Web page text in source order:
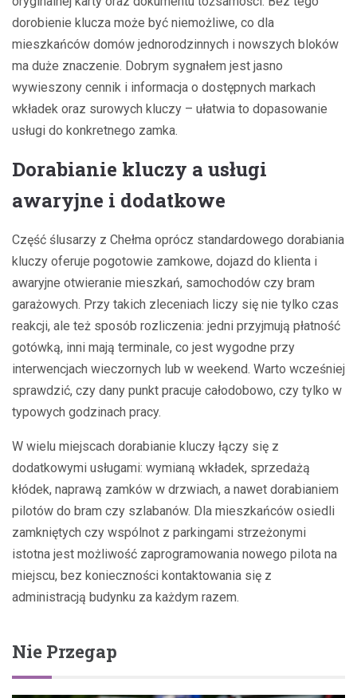
dorobienie klucza może być niemożliwe, co dla
mieszkańców domów jednorodzinnych i nowszych bloków
ma duże znaczenie. Dobrym sygnałem jest jasno
wywieszony cennik i informacja o dostępnych markach
wkładek oraz surowych kluczy – ułatwia to dopasowanie
usługi do konkretnego zamka.
Dorabianie kluczy a usługi
awaryjne i dodatkowe
Część ślusarzy z Chełma oprócz standardowego dorabiania
kluczy oferuje pogotowie zamkowe, dojazd do klienta i
awaryjne otwieranie mieszkań, samochodów czy bram
garażowych. Przy takich zleceniach liczy się nie tylko czas
reakcji, ale też sposób rozliczenia: jedni przyjmują płatność
gotówką, inni mają terminale, co jest wygodne przy
interwencjach wieczornych lub w weekend. Warto wcześniej
sprawdzić, czy dany punkt pracuje całodobowo, czy tylko w
typowych godzinach pracy.
W wielu miejscach dorabianie kluczy łączy się z
dodatkowymi usługami: wymianą wkładek, sprzedażą
kłódek, naprawą zamków w drzwiach, a nawet dorabianiem
pilotów do bram czy szlabanów. Dla mieszkańców osiedli
zamkniętych czy wspólnot z parkingami strzeżonymi
istotna jest możliwość zaprogramowania nowego pilota na
miejscu, bez konieczności kontaktowania się z
administracją budynku za każdym razem.
Nie Przegap